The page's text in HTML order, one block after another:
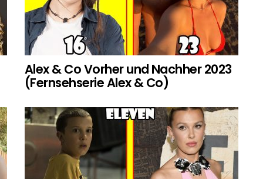
Alex & Co Vorher und Nachher 2023
(Fernsehserie Alex & Co)